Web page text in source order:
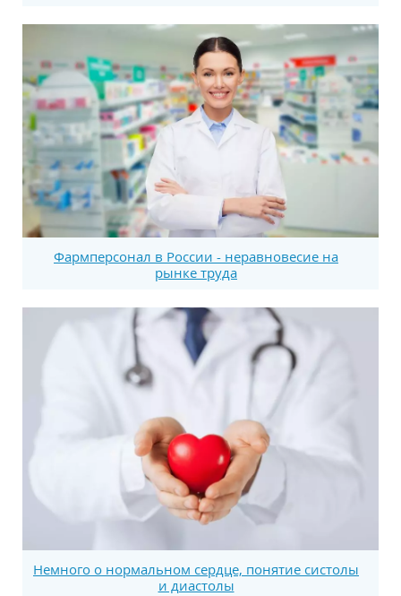
Фармперсонал в России - неравновесие на
рынке труда
Немного о нормальном сердце, понятие систолы
и диастолы